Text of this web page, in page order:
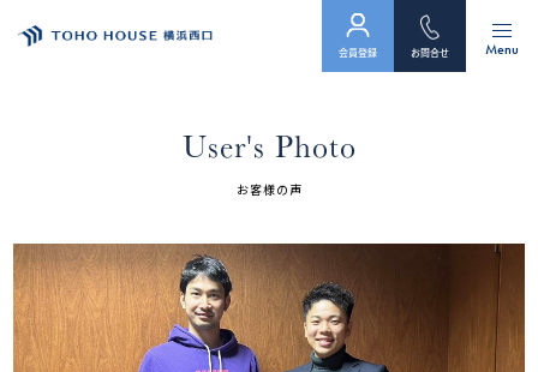
会員フォーム
サービス
会社案内
Menu
お問合せ
会員登録
User's Photo
お客様の声